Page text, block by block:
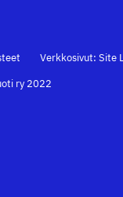
Verkkosivut: Site
ry 2022